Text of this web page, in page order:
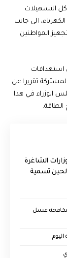
كل التسهيلات
الى جانب
المواطنين
استهدافات
تقريرا عن
الوزراء في هذا
الطاقة.
الشاغرة
تسمية
مكافحة غسل